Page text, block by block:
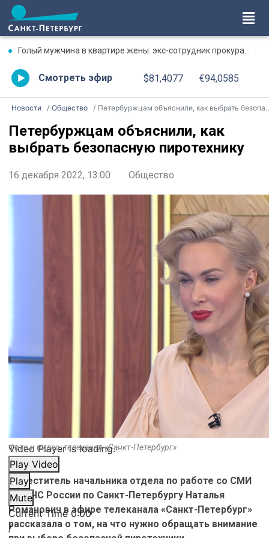
Голый мужчина в квартире жены: экс-сотрудник прокуратуры рассказал, почему совершил убийство
Смотреть эфир $81,4077 €94,0585
Новости Общество Петербуржцам объяснили, как выбрать безопасную пиротехнику
Петербуржцам объяснили, как
выбрать безопасную пиротехнику
16 декабря 2022, 13:00 Общество
Video Player is loading.
Play Video
Play
Mute
Current Time 0:00
/
Фото и видео: телеканал «Санкт-Петербург»
Заместитель начальника отдела по работе со СМИ
ГУ МЧС России по Санкт-Петербургу Наталья
Романович в эфире телеканала «Санкт-Петербург»
рассказала о том, на что нужно обращать внимание